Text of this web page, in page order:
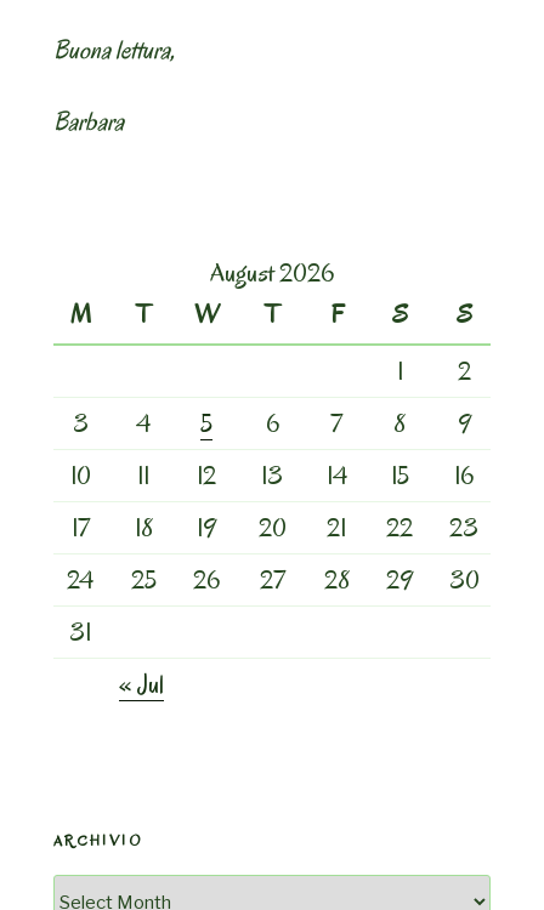
Buona lettura,
Barbara
August 2026
M
T W T F S
S
1
2
3
4 5 6 7 8
9
10
11 12 13 14 15
16
17
18 19 20 21 22
23
24
25 26 27 28 29
30
31
« Jul
ARCHIVIO
Archivio